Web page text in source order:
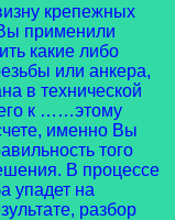
крепежных
применили
какие либо
или анкера,
в технической
к ……этому
именно Вы
того
В процессе
упадет на
разбор